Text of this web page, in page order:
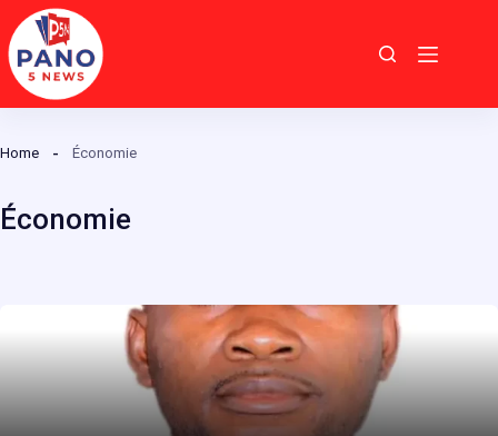
Passer
au
contenu
Home Économie
Économie